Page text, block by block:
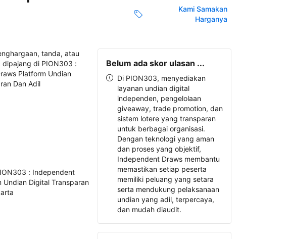
Kami Samakan
Harganya
Belum ada skor ulasan ...
Di PION303, menyediakan
layanan undian digital
independen, pengelolaan
giveaway, trade promotion, dan
sistem lotere yang transparan
untuk berbagai organisasi.
Dengan teknologi yang aman
dan proses yang objektif,
Independent Draws membantu
memastikan setiap peserta
memiliki peluang yang setara
serta mendukung pelaksanaan
undian yang adil, terpercaya,
dan mudah diaudit.